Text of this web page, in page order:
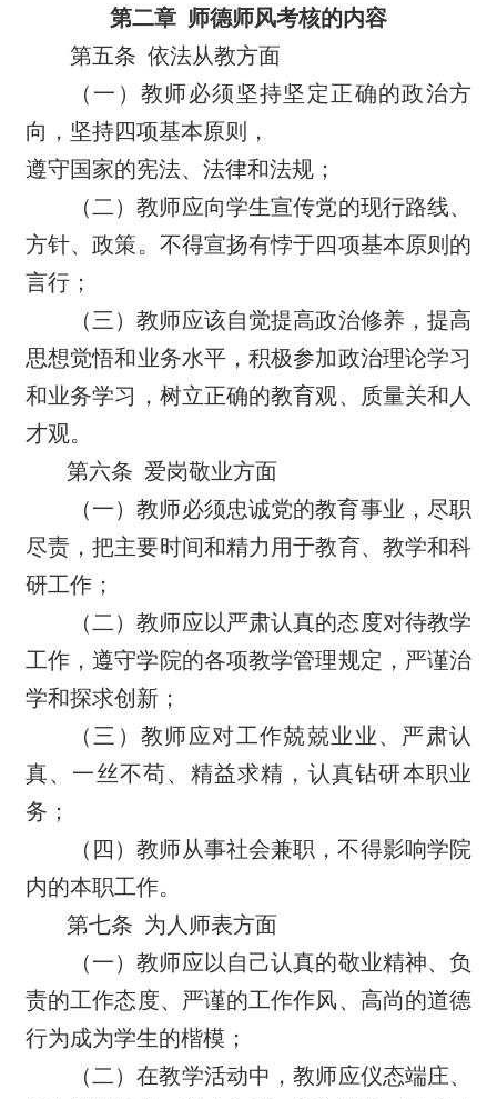
第二章 师德师风考核的内容
第五条 依法从教方面
（一）教师必须坚持坚定正确的政治方
向，坚持四项基本原则，
遵守国家的宪法、法律和法规；
（二）教师应向学生宣传党的现行路线、
方针、政策。不得宣扬有悖于四项基本原则的
言行；
（三）教师应该自觉提高政治修养，提高
思想觉悟和业务水平，积极参加政治理论学习
和业务学习，树立正确的教育观、质量关和人
才观。
第六条 爱岗敬业方面
（一）教师必须忠诚党的教育事业，尽职
尽责，把主要时间和精力用于教育、教学和科
研工作；
（二）教师应以严肃认真的态度对待教学
工作，遵守学院的各项教学管理规定，严谨治
学和探求创新；
（三）教师应对工作兢兢业业、严肃认
真、一丝不苟、精益求精，认真钻研本职业
务；
（四）教师从事社会兼职，不得影响学院
内的本职工作。
第七条 为人师表方面
（一）教师应以自己认真的敬业精神、负
责的工作态度、严谨的工作作风、高尚的道德
行为成为学生的楷模；
（二）在教学活动中，教师应仪态端庄、